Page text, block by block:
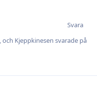
Svara
, och Kjeppkinesen svarade på